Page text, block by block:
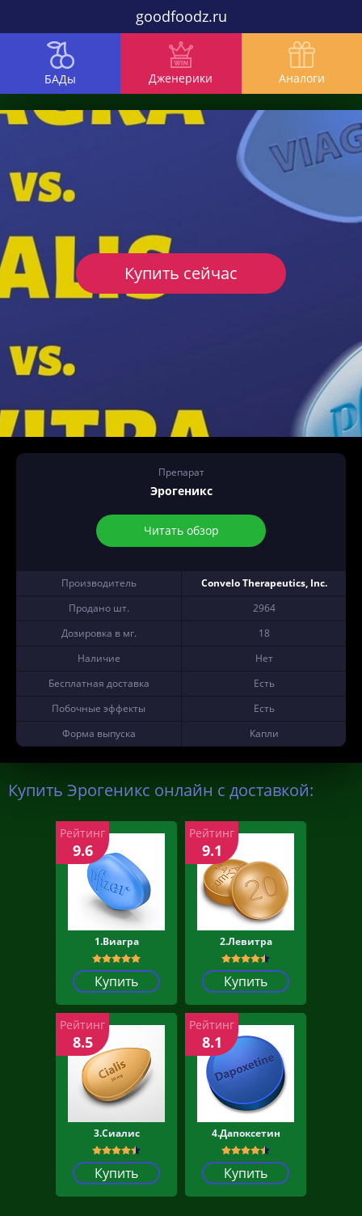
goodfoodz.ru
БАДы Дженерики Аналоги
Препарат
Эрогеникс
Читать обзор
Производитель
Convelo Therapeutics, Inc.
Продано шт.
2964
Дозировка в мг.
18
Наличие
Нет
Бесплатная доставка
Есть
Побочные эффекты
Есть
Форма выпуска
Капли
Купить сейчас
Купить Эрогеникс онлайн с доставкой:
1.Виагра
Купить
Рейтинг
9.6
2.Левитра
Купить
Рейтинг
9.1
3.Сиалис
Купить
Рейтинг
8.5
4.Дапоксетин
Купить
Рейтинг
8.1